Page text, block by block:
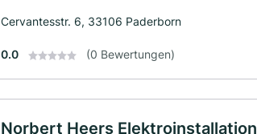
Cervantesstr. 6, 33106 Paderborn
0.0 (0 Bewertungen)
Norbert Heers Elektroinstallation